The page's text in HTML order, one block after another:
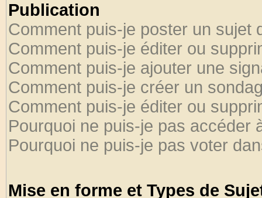
Publication
Comment puis-je poster un sujet
Comment puis-je éditer ou
Comment puis-je ajouter une
Comment puis-je créer un
Comment puis-je éditer ou
Pourquoi ne puis-je pas accéder
Pourquoi ne puis-je pas voter
Mise en forme et Types de